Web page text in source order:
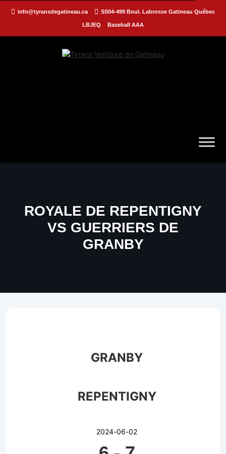
info@tyransdegatineau.ca SS04-499 Boul. Labrosse Gatineau Québec
LBJEQ Baseball AAA
ROYALE DE REPENTIGNY
VS GUERRIERS DE
GRANBY
GRANBY
REPENTIGNY
2024-06-02